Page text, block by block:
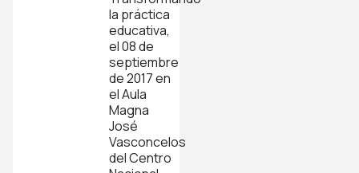
la práctica
educativa,
el 08 de
septiembre
de 2017 en
el Aula
Magna
José
Vasconcelos
del Centro